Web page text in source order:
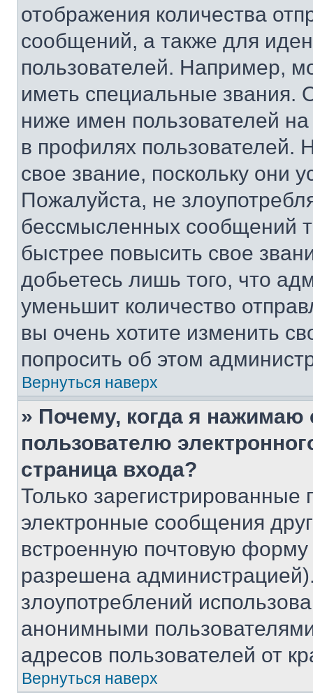
отображения количества
сообщений, а также для
пользователей. Например,
иметь специальные звания.
ниже имен пользователей
в профилях
свое звание, поскольку они
Пожалуйста, не
бессмысленных сообщений
быстрее повысить свое
добьетесь лишь того, что
уменьшит количество
вы очень хотите изменить
попросить об этом
Вернуться наверх
» Почему, когда я нажимаю
пользователю
страница входа?
Только зарегистрированные
электронные сообщения
встроенную почтовую
разрешена
злоупотреблений
анонимными
адресов пользователей от
Вернуться наверх